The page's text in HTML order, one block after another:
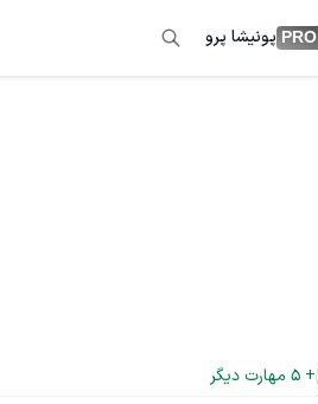
PRO پونیشا پرو
+
5 مهارت دیگر